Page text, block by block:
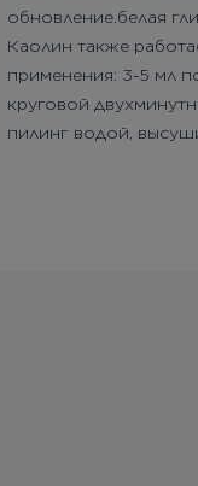
обновление.белая
Каолин также
применения: 3-5 мл
круговой
пилинг водой,